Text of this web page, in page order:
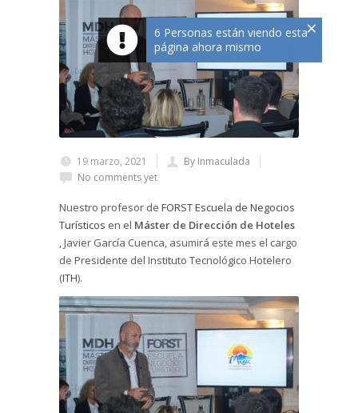
19 marzo, 2021
By Inmaculada
No comments yet
Nuestro profesor de FORST Escuela de Negocios
Turísticos en el Máster de Dirección de Hoteles
, Javier García Cuenca, asumirá este mes el cargo
de Presidente del Instituto Tecnológico Hotelero
(ITH).
×
6 Personas están viendo esta
página ahora mismo